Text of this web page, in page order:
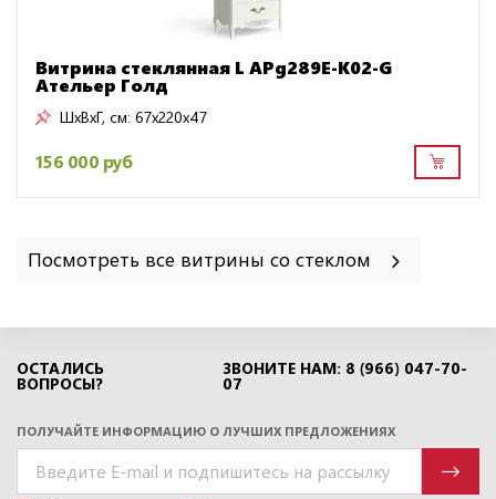
Витрина стеклянная L APg289E-K02-G
Ательер Голд
ШxВxГ, см: 67x220x47
156 000 руб
Посмотреть все витрины со стеклом
ОСТАЛИСЬ
ВОПРОСЫ?
ЗВОНИТЕ НАМ: 8 (966) 047-70-
07
ПОЛУЧАЙТЕ ИНФОРМАЦИЮ О ЛУЧШИХ ПРЕДЛОЖЕНИЯХ